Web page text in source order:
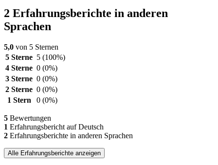
2 Erfahrungsberichte in anderen
Sprachen
5,0 von 5 Sternen
5 Sterne 5 (100%)
4 Sterne 0 (0%)
3 Sterne 0 (0%)
2 Sterne 0 (0%)
1 Stern
0 (0%)
5 Bewertungen
1 Erfahrungsbericht auf Deutsch
2 Erfahrungsberichte in anderen Sprachen
Alle Erfahrungsberichte anzeigen